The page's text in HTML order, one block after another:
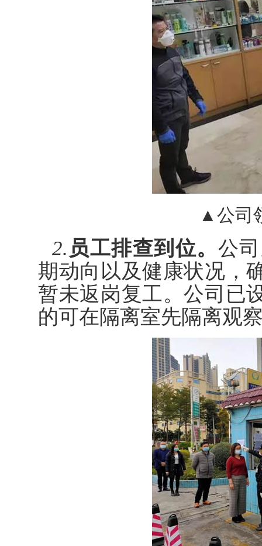
▲公司
2. 员工排查到位。 公
期动向以及健康状况，
暂未返岗复工。公司已
的可在隔离室先隔离观